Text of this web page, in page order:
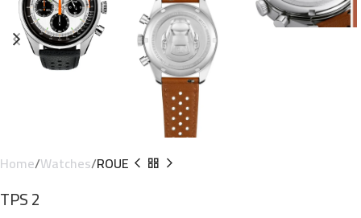
Home Watches ROUE
TPS 2